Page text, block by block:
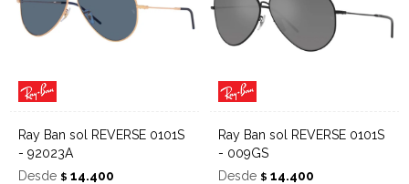
Ray Ban sol REVERSE 0101S
- 92023A
Desde $ 14.400
Ray Ban sol REVERSE 0101S
- 009GS
Desde $ 14.400